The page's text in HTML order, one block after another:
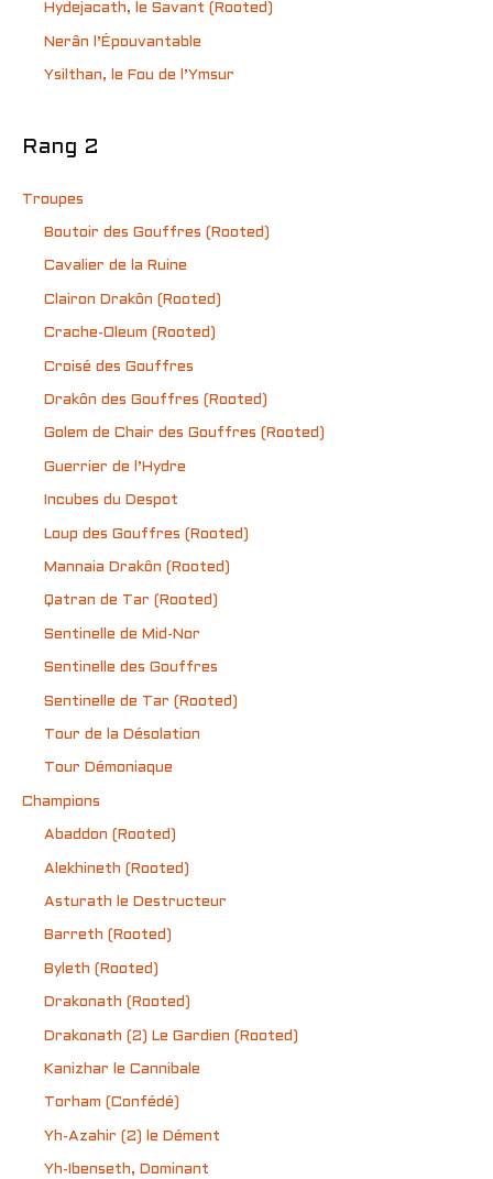
Hydejacath, le Savant (Rooted)
Nerân l’Épouvantable
Ysilthan, le Fou de l’Ymsur
Rang 2
Troupes
Boutoir des Gouffres (Rooted)
Cavalier de la Ruine
Clairon Drakôn (Rooted)
Crache-Oleum (Rooted)
Croisé des Gouffres
Drakôn des Gouffres (Rooted)
Golem de Chair des Gouffres (Rooted)
Guerrier de l’Hydre
Incubes du Despot
Loup des Gouffres (Rooted)
Mannaia Drakôn (Rooted)
Qatran de Tar (Rooted)
Sentinelle de Mid-Nor
Sentinelle des Gouffres
Sentinelle de Tar (Rooted)
Tour de la Désolation
Tour Démoniaque
Champions
Abaddon (Rooted)
Alekhineth (Rooted)
Asturath le Destructeur
Barreth (Rooted)
Byleth (Rooted)
Drakonath (Rooted)
Drakonath (2) Le Gardien (Rooted)
Kanizhar le Cannibale
Torham (Confédé)
Yh-Azahir (2) le Dément
Yh-Ibenseth, Dominant